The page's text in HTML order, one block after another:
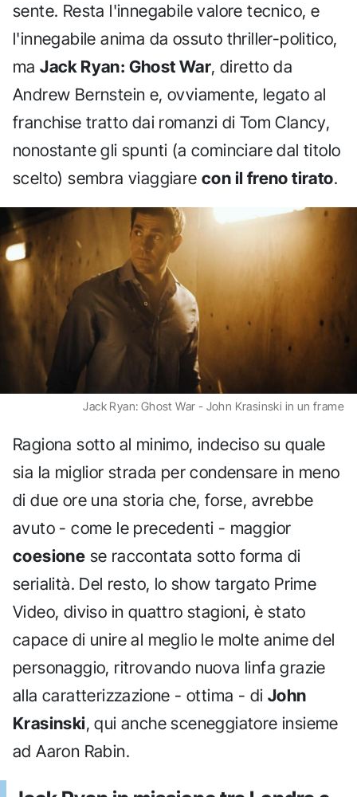
sente. Resta l'innegabile valore tecnico, e
l'innegabile anima da ossuto thriller-politico,
maJack Ryan: Ghost War, diretto da
Andrew Bernstein e, ovviamente, legato al
franchise tratto dai romanzi di Tom Clancy,
nonostante gli spunti (a cominciare dal titolo
scelto) sembra viaggiare con il freno tirato.
Jack Ryan: Ghost War - John Krasinski in un frame
Ragiona sotto al minimo, indeciso su quale
sia la miglior strada per condensare in meno
di due ore una storia che, forse, avrebbe
avuto - come le precedenti - maggior
coesione se raccontata sotto forma di
serialità. Del resto, lo show targato Prime
Video, diviso in quattro stagioni, è stato
capace di unire al meglio le molte anime del
personaggio, ritrovando nuova linfa grazie
alla caratterizzazione - ottima - di John
Krasinski, qui anche sceneggiatore insieme
ad Aaron Rabin.